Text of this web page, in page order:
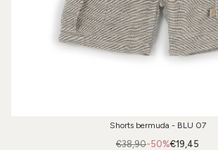
Shorts bermuda - BLU 07
-50%
€38,90 €19,45